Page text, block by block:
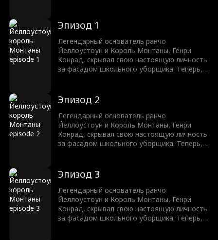
раскрыть свою настоящую личность, его
сын будет подвержен буллингу,
издевательствам и унижению. Генри дает
клятву защитить своего сына, расквитаться
с хулиганами и победить несправедливость
в этой долине, как настоящий король.
Эпизод 1
Легендарный основатель ранчо
Йеллоустоун и Король Монтаны, Генри
Конрад, скрывал свою настоящую личность
за фасадом школьного уборщика. Теперь,
раскрыть свою настоящую личность, его
сын будет подвержен буллингу,
издевательствам и унижению. Генри дает
клятву защитить своего сына, расквитаться
с хулиганами и победить несправедливость
в этой долине, как настоящий король.
Эпизод 2
Легендарный основатель ранчо
Йеллоустоун и Король Монтаны, Генри
Конрад, скрывал свою настоящую личность
за фасадом школьного уборщика. Теперь,
раскрыть свою настоящую личность, его
сын будет подвержен буллингу,
издевательствам и унижению. Генри дает
клятву защитить своего сына, расквитаться
с хулиганами и победить несправедливость
в этой долине, как настоящий король.
Эпизод 3
Легендарный основатель ранчо
Йеллоустоун и Король Монтаны, Генри
Конрад, скрывал свою настоящую личность
за фасадом школьного уборщика. Теперь,